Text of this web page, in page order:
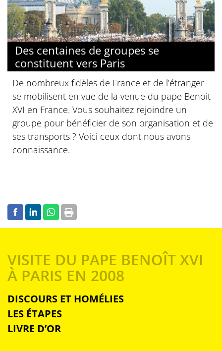
© Ciric
Des centaines de groupes se
constituent vers Paris
De nombreux fidèles de France et de l’étranger
se mobilisent en vue de la venue du pape Benoit
XVI en France. Vous souhaitez rejoindre un
groupe pour bénéficier de son organisation et de
ses transports ? Voici ceux dont nous avons
connaissance.
VISITE DU PAPE BENOÎT XVI
À PARIS EN 2008
DISCOURS ET HOMÉLIES
LES ÉTAPES
LIVRE D’OR